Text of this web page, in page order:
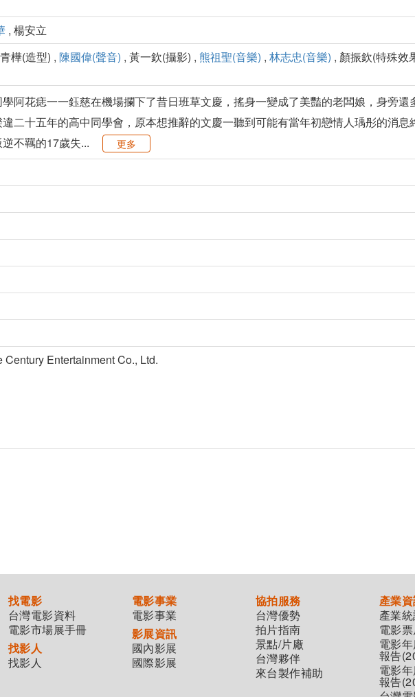
, 楊安立
樺(造型) , 陳國偉(聲音) , 黃一欽(攝影) , 熊祖聖(音樂) , 林志忠(音樂) , 顏振欽(特殊效
學阿花痣一一鈺慈在機場攔下了昔日班草文慶，搖身一變成了美豔的老闆娘，身旁
二十五年的高中同學會，原本想推辭的文慶一聽到可能有當年初戀情人瑀彤的消
不羈的17歲失...
更多
Entertainment Co., Ltd.
找電影
台灣電影資料
電影市場展手冊
找影人
找影人
電影事業
電影事業
影展資訊
國內影展
國際影展
協拍服務
台灣優勢
拍片指南
景點/片廠
台灣夥伴
來台製作補助
產業
產業
電影
電影
報告
電影
報告